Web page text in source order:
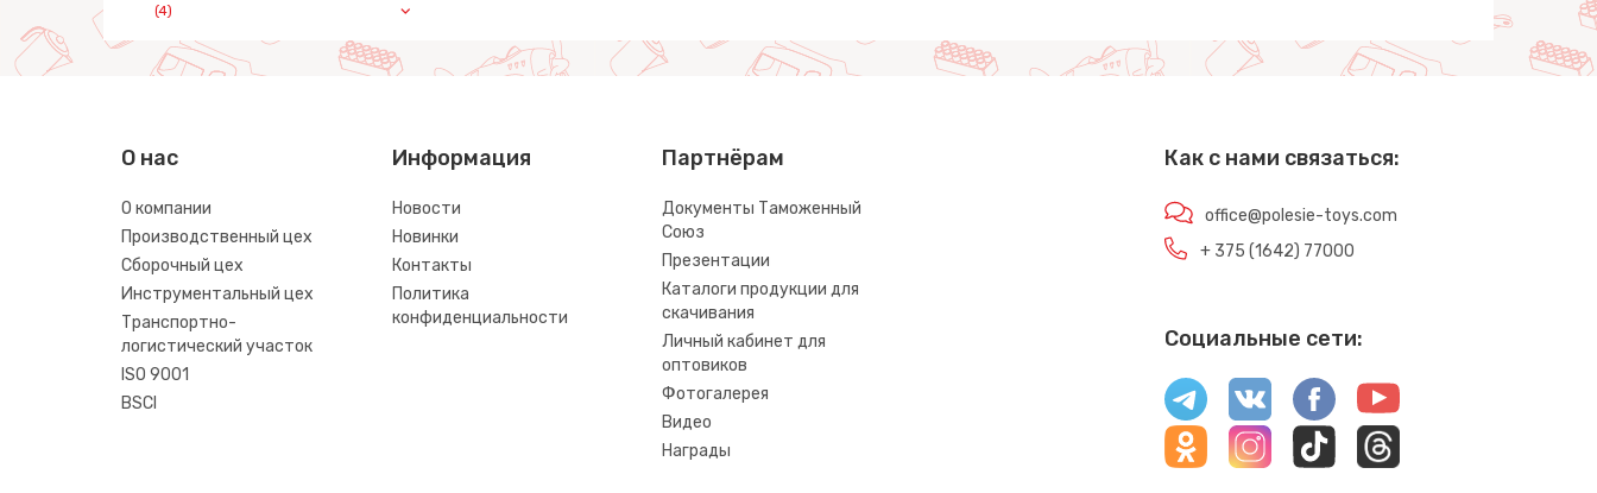
(4)
О нас
О компании
Производственный цех
Сборочный цех
Инструментальный цех
Транспортно-
логистический участок
ISO 9001
BSCI
Информация
Новости
Новинки
Контакты
Политика
конфиденциальности
Партнёрам
Документы Таможенный
Союз
Презентации
Каталоги продукции для
скачивания
Личный кабинет для
оптовиков
Фотогалерея
Видео
Награды
Как с нами связаться:
office@polesie-toys.com
+ 375 (1642) 77000
Социальные сети: